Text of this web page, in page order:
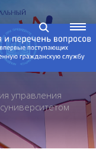
управления